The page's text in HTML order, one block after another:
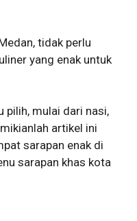
tidak perlu
yang enak untuk
pilih, mulai dari nasi,
artikel ini
sarapan enak di
sarapan khas kota